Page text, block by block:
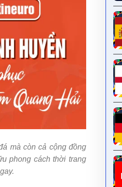
mà còn cả cộng đồng
phong cách thời trang